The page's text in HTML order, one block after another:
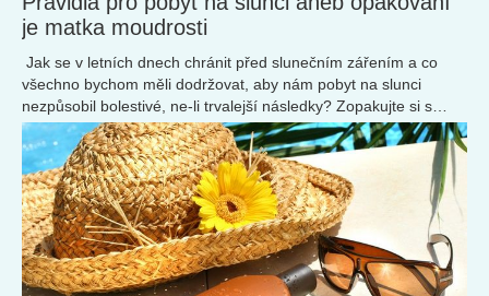
je matka moudrosti
Jak se v letních dnech chránit před slunečním zářením a co
všechno bychom měli dodržovat, aby nám pobyt na slunci
nezpůsobil bolestivé, ne-li trvalejší následky? Zopakujte si s
námi pravidla pro pobyt na slunci.